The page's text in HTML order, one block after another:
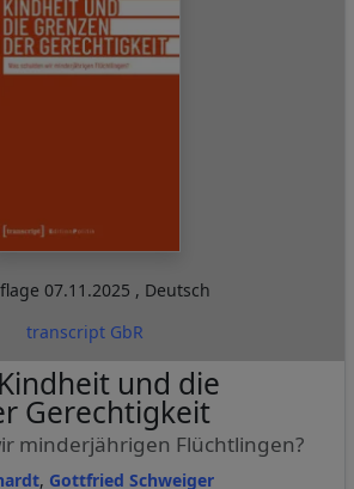
07.11.2025 , Deutsch
transcript GbR
Gottfried Schweiger
und die
Gerechtigkeit
minderjährigen Flüchtlingen?